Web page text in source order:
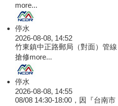
more...
停水
2026-08-08, 14:52
竹東鎮中正路郵局（對面）管線
搶修more...
停水
2026-08-08, 14:55
08/08 14:30-18:00，因『台南市